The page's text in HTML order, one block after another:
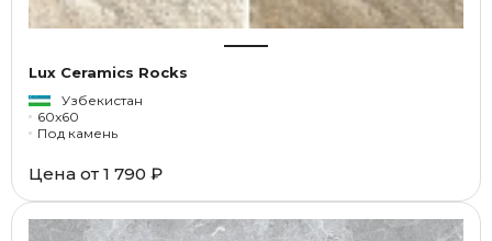
Lux Ceramics Rocks
Узбекистан
60x60
Под камень
Цена от 1 790 ₽